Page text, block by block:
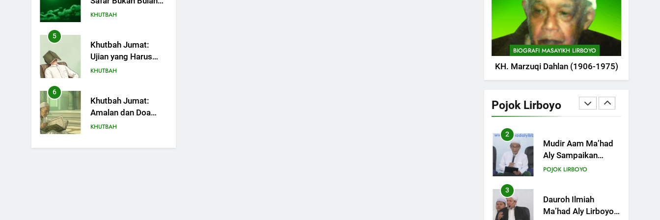
Sial
KHUTBAH
5
Khutbah Jumat:
Ujian yang Harus
Kita Syukuri
KHUTBAH
6
Khutbah Jumat:
Amalan dan Doa
Orang Tua agar
Pesantren Sukses
KHUTBAH
7
BIOGRAFI MASAYIKH LIRBOYO
KH. Marzuqi Dahlan (1906-1975)
Pojok Lirboyo
Tam-Taman Lirboyo:
MHM dan Ma’had
Aly Gelar Koreksian
Kitab Semester
Ganjil
POJOK LIRBOYO
2
Aly Sampaikan
Pentingnya
Dauroh Ilmiah
POJOK LIRBOYO
3
Dauroh Ilmiah
Ma’had Aly Lirboyo
Bahas Metode
Hadis Dhaif.
POJOK LIRBOYO
4
Dauroh Ilmiah &
Sanadan Kitab Al-